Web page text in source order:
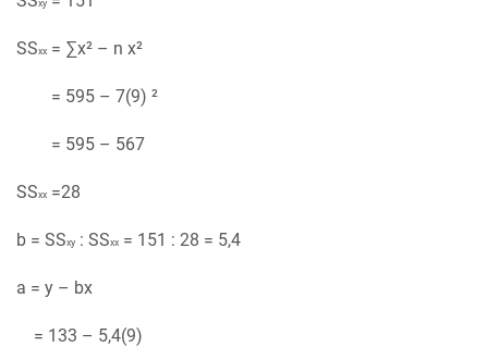
xy
SSxx = ∑x² – n x²
= 595 – 7(9) ²
= 595 – 567
SSxx =28
b = SSxy : SSxx = 151 : 28 = 5,4
a = y – bx
= 133 – 5,4(9)